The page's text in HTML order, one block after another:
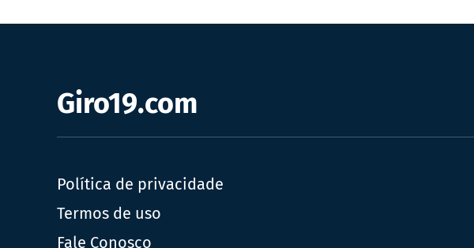
Giro19.com
Política de privacidade
Termos de uso
Fale Conosco